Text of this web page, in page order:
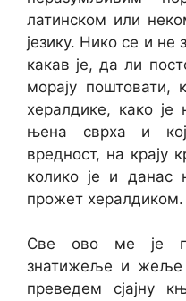
латинском или
језику. Нико се и не
какав је, да ли
морају поштовати,
хералдике, како
њена сврха и
вредност, на крају
колико је и данас
прожет хералдиком.
Све ово ме је
знатижеље и жеље
преведем сјајну